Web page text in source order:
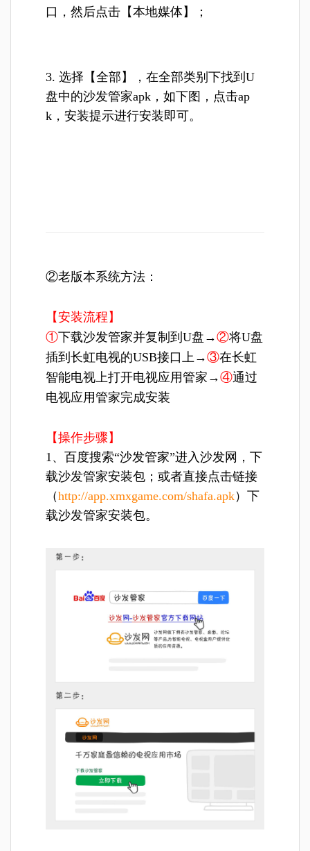
口，然后点击【本地媒体】；
3. 选择【全部】，在全部类别下找到U
盘中的沙发管家apk，如下图，点击ap
k，安装提示进行安装即可。
②老版本系统方法：
【安装流程】
①下载沙发管家并复制到U盘→②将U盘
插到长虹电视的USB接口上→③在长虹
智能电视上打开电视应用管家→④通过
电视应用管家完成安装
【操作步骤】
1、百度搜索“沙发管家”进入沙发网，下
载沙发管家安装包；或者直接点击链接
（http://app.xmxgame.com/shafa.apk）下
载沙发管家安装包。